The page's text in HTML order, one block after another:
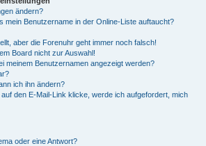
ändern?
mein Benutzername in der Online-Liste auftaucht?
aber die Forenuhr geht immer noch falsch!
Board nicht zur Auswahl!
meinem Benutzernamen angezeigt werden?
ich ihn ändern?
den E-Mail-Link klicke, werde ich aufgefordert, mich
oder eine Antwort?